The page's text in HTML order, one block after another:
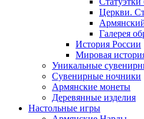
Церкви.
Галерея
История России
Мировая
Уникальные
Сувенирные ночники
Армянские монеты
Деревянные изделия
Настольные игры